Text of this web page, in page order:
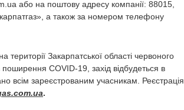
або на поштову адресу компанії: 88015,
а також за номером телефону
Закарпатської області червоного
поширення COVID-19, захід відбудеться в
всім зареєстрованим учасникам. Реєстрація
.